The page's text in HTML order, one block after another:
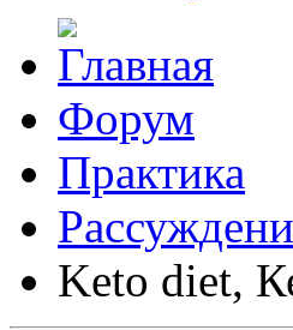
Форум
Практика
Keto diet,